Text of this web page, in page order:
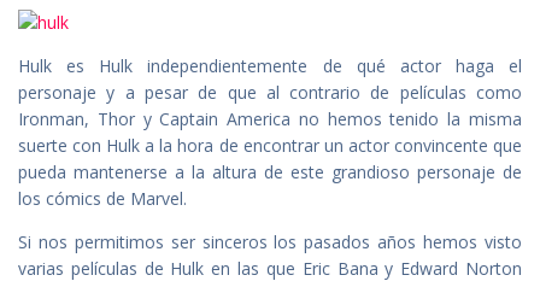
Hulk es Hulk independientemente de qué actor haga el
personaje y a pesar de que al contrario de películas como
Ironman, Thor y Captain America no hemos tenido la misma
suerte con Hulk a la hora de encontrar un actor convincente que
pueda mantenerse a la altura de este grandioso personaje de
los cómics de Marvel.
Si nos permitimos ser sinceros los pasados años hemos visto
varias películas de Hulk en las que Eric Bana y Edward Norton